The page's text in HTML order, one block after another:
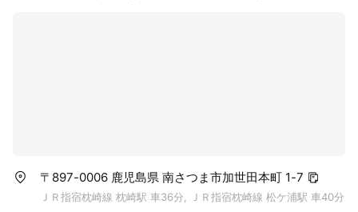
〒897-0006 鹿児島県 南さつま市加世田本町 1-7
ＪＲ指宿枕崎線 枕崎駅 車36分, ＪＲ指宿枕崎線 松ケ浦駅 車40分